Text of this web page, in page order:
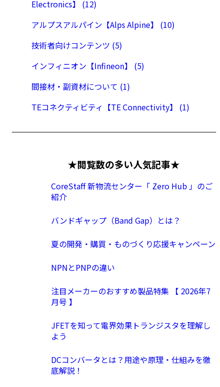
Electronics】 (12)
アルプスアルパイン【Alps Alpine】 (10)
技術者向けコンテンツ (5)
インフィニオン【Infineon】 (5)
間接材・副資材について (1)
TEコネクティビティ【TE Connectivity】 (1)
★閲覧数の多い人気記事★
CoreStaff 新物流センター「 Zero Hub 」のご
紹介
バンドギャップ（Band Gap）とは？
夏の開発・購買・ものづくり応援キャンペーン
NPNとPNPの違い
注目メーカーのおすすめ製品特集 【 2026年7
月号 】
JFETを知って電界効果トランジスタを理解し
よう
DCコンバータとは？用途や原理・仕組みを徹
底解説！